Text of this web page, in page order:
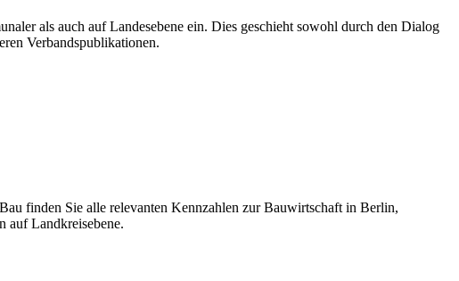
als auch auf Landesebene ein. Dies geschieht sowohl durch den Dialog
Verbandspublikationen.
finden Sie alle relevanten Kennzahlen zur Bauwirtschaft in Berlin,
auf Landkreisebene.